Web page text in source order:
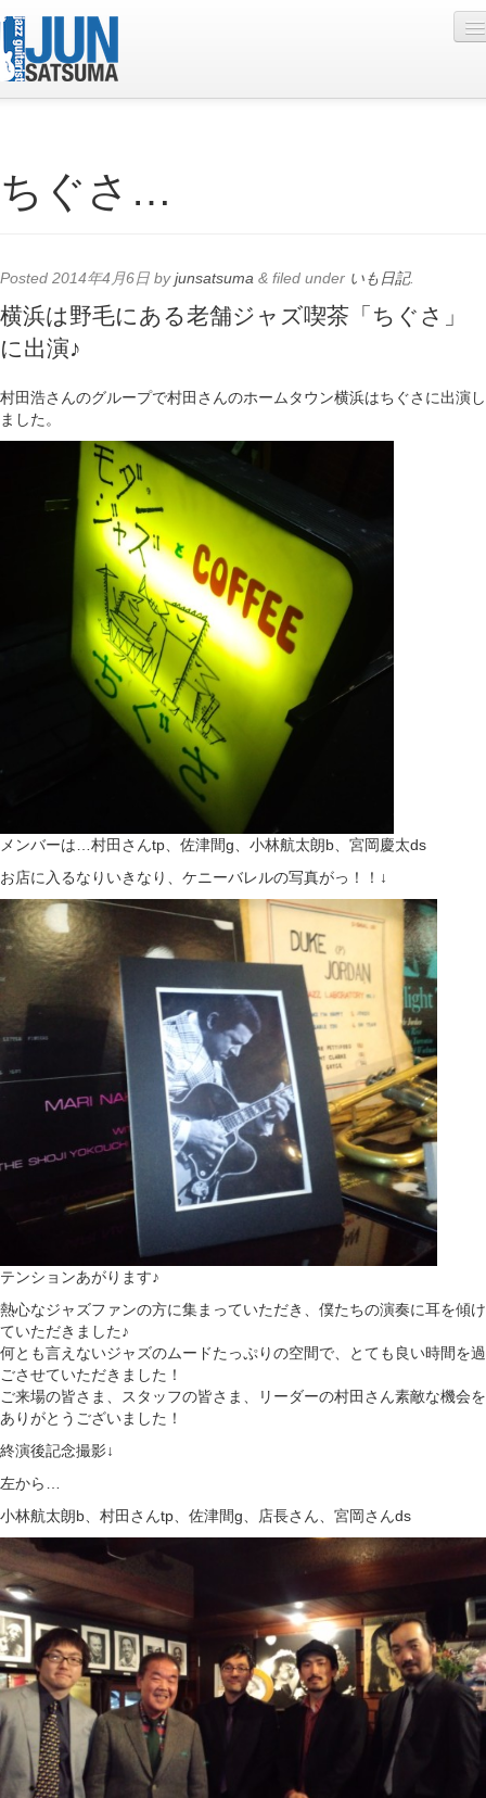
Live Schedule
Photo
Contact
YouTube
Online Lesson
ちぐさ…
Posted 2014年4月6日 byjunsatsuma & filed under いも日記.
横浜は野毛にある老舗ジャズ喫茶「ちぐさ」
に出演♪
村田浩さんのグループで村田さんのホームタウン横浜はちぐさに出演し
ました。
メンバーは…村田さんtp、佐津間g、小林航太朗b、宮岡慶太ds
お店に入るなりいきなり、ケニーバレルの写真がっ！！↓
テンションあがります♪
熱心なジャズファンの方に集まっていただき、僕たちの演奏に耳を傾け
ていただきました♪
何とも言えないジャズのムードたっぷりの空間で、とても良い時間を過
ごさせていただきました！
ご来場の皆さま、スタッフの皆さま、リーダーの村田さん素敵な機会を
ありがとうございました！
終演後記念撮影↓
左から…
小林航太朗b、村田さんtp、佐津間g、店長さん、宮岡さんds